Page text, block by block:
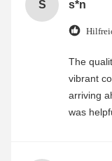
S s*n
The
vibrant
arriving
was